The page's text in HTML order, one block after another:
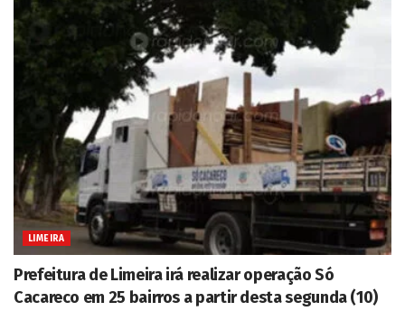
LIMEIRA
Prefeitura de Limeira irá realizar operação Só
Cacareco em 25 bairros a partir desta segunda (10)